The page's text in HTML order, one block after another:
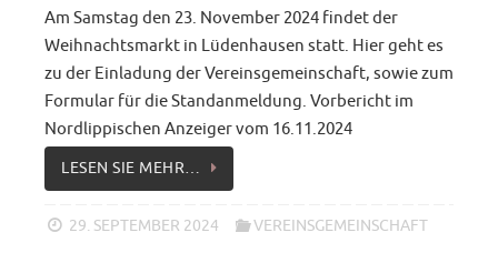
Am Samstag den 23. November 2024 findet der
Weihnachtsmarkt in Lüdenhausen statt. Hier geht es
zu der Einladung der Vereinsgemeinschaft, sowie zum
Formular für die Standanmeldung. Vorbericht im
Nordlippischen Anzeiger vom 16.11.2024
LESEN SIE MEHR…
29. SEPTEMBER 2024 VEREINSGEMEINSCHAFT